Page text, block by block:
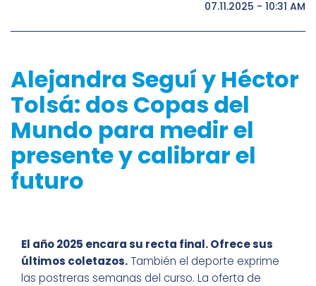
07.11.2025 - 10:31 AM
Alejandra Seguí y Héctor
Tolsá: dos Copas del
Mundo para medir el
presente y calibrar el
futuro
El año 2025 encara su recta final. Ofrece sus
últimos coletazos. También el deporte exprime
las postreras semanas del curso. La oferta de